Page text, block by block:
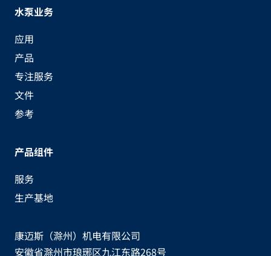
康迈斯（滁州）机电有限公司
安徽省滁州市琅琊区九江东路268号
水泵业务
应用
产品
专注服务
文件
参考
产品组件
服务
生产基地